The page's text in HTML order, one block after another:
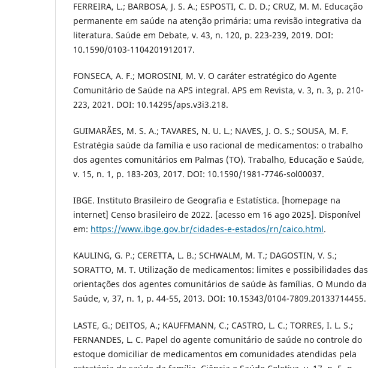
FERREIRA, L.; BARBOSA, J. S. A.; ESPOSTI, C. D. D.; CRUZ, M. M. Educação
permanente em saúde na atenção primária: uma revisão integrativa da
literatura. Saúde em Debate, v. 43, n. 120, p. 223-239, 2019. DOI:
10.1590/0103-1104201912017.
FONSECA, A. F.; MOROSINI, M. V. O caráter estratégico do Agente
Comunitário de Saúde na APS integral. APS em Revista, v. 3, n. 3, p. 210-
223, 2021. DOI: 10.14295/aps.v3i3.218.
GUIMARÃES, M. S. A.; TAVARES, N. U. L.; NAVES, J. O. S.; SOUSA, M. F.
Estratégia saúde da família e uso racional de medicamentos: o trabalho
dos agentes comunitários em Palmas (TO). Trabalho, Educação e Saúde,
v. 15, n. 1, p. 183-203, 2017. DOI: 10.1590/1981-7746-sol00037.
IBGE. Instituto Brasileiro de Geografia e Estatística. [homepage na
internet] Censo brasileiro de 2022. [acesso em 16 ago 2025]. Disponível
em: https://www.ibge.gov.br/cidades-e-estados/rn/caico.html.
KAULING, G. P.; CERETTA, L. B.; SCHWALM, M. T.; DAGOSTIN, V. S.;
SORATTO, M. T. Utilização de medicamentos: limites e possibilidades das
orientações dos agentes comunitários de saúde às famílias. O Mundo da
Saúde, v, 37, n. 1, p. 44-55, 2013. DOI: 10.15343/0104-7809.20133714455.
LASTE, G.; DEITOS, A.; KAUFFMANN, C.; CASTRO, L. C.; TORRES, I. L. S.;
FERNANDES, L. C. Papel do agente comunitário de saúde no controle do
estoque domiciliar de medicamentos em comunidades atendidas pela